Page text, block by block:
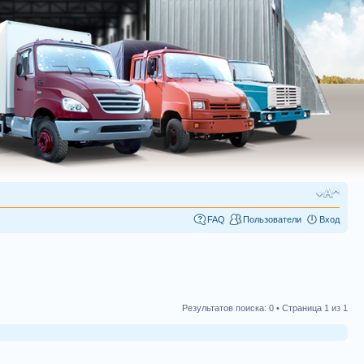
FAQ Пользователи Вход
Результатов поиска: 0 • Страница 1 из 1